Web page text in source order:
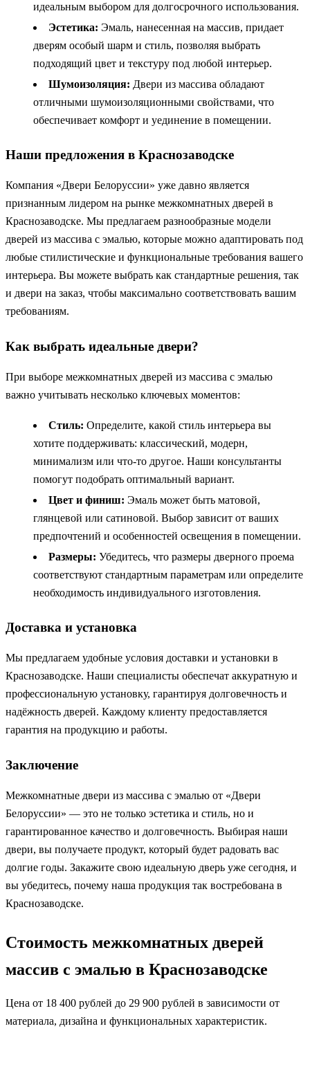
идеальным выбором для долгосрочного использования.
Эстетика: Эмаль, нанесенная на массив, придает
дверям особый шарм и стиль, позволяя выбрать
подходящий цвет и текстуру под любой интерьер.
Шумоизоляция: Двери из массива обладают
отличными шумоизоляционными свойствами, что
обеспечивает комфорт и уединение в помещении.
Наши предложения в Краснозаводске
Компания «Двери Белоруссии» уже давно является
признанным лидером на рынке межкомнатных дверей в
Краснозаводске. Мы предлагаем разнообразные модели
дверей из массива с эмалью, которые можно адаптировать под
любые стилистические и функциональные требования вашего
интерьера. Вы можете выбрать как стандартные решения, так
и двери на заказ, чтобы максимально соответствовать вашим
требованиям.
Как выбрать идеальные двери?
При выборе межкомнатных дверей из массива с эмалью
важно учитывать несколько ключевых моментов:
Стиль: Определите, какой стиль интерьера вы
хотите поддерживать: классический, модерн,
минимализм или что-то другое. Наши консультанты
помогут подобрать оптимальный вариант.
Цвет и финиш: Эмаль может быть матовой,
глянцевой или сатиновой. Выбор зависит от ваших
предпочтений и особенностей освещения в помещении.
Размеры: Убедитесь, что размеры дверного проема
соответствуют стандартным параметрам или определите
необходимость индивидуального изготовления.
Доставка и установка
Мы предлагаем удобные условия доставки и установки в
Краснозаводске. Наши специалисты обеспечат аккуратную и
профессиональную установку, гарантируя долговечность и
надёжность дверей. Каждому клиенту предоставляется
гарантия на продукцию и работы.
Заключение
Межкомнатные двери из массива с эмалью от «Двери
Белоруссии» — это не только эстетика и стиль, но и
гарантированное качество и долговечность. Выбирая наши
двери, вы получаете продукт, который будет радовать вас
долгие годы. Закажите свою идеальную дверь уже сегодня, и
вы убедитесь, почему наша продукция так востребована в
Краснозаводске.
Стоимость межкомнатных дверей
массив с эмалью в Краснозаводске
Цена от 18 400 рублей до 29 900 рублей в зависимости от
материала, дизайна и функциональных характеристик.